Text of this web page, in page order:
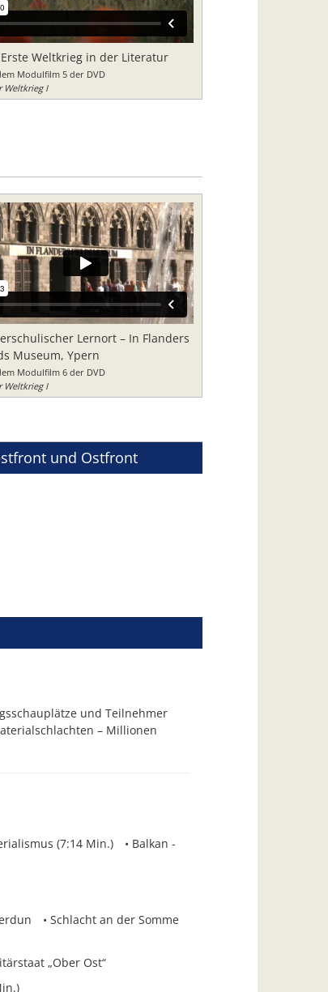
Weltkrieg in der Literatur
Modulfilm 5 der DVD
Weltkrieg I
Lernort – In Flanders
Museum, Ypern
Modulfilm 6 der DVD
Weltkrieg I
und Ostfront
und Teilnehmer
– Millionen
(7:14 Min.)
Balkan -
Schlacht an der Somme
„Ober Ost“